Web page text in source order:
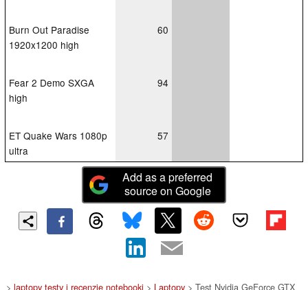
Burn Out Paradise
1920x1200 high
60
Fear 2 Demo SXGA
high
94
ET Quake Wars 1080p
ultra
57
Add as a preferred
source on Google
> laptopy testy i recenzje notebooki > Laptopy> Test Nvidia GeForce GTX